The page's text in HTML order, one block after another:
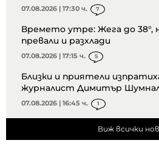
07.08.2026 | 17:30 ч. 7
Времето утре: Жега до 38°,
превали и разхлади
07.08.2026 | 17:15 ч. 5
Близки и приятели
журналист Димитър
07.08.2026 | 16:45 ч. 1
Виж всички